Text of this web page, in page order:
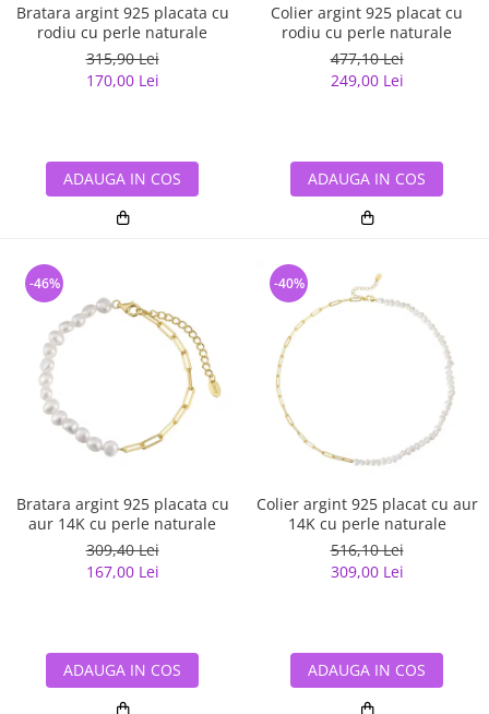
Bratara argint 925 placata cu
rodiu cu perle naturale
315,90 Lei
170,00 Lei
ADAUGA IN COS
Colier argint 925 placat cu
rodiu cu perle naturale
477,10 Lei
249,00 Lei
ADAUGA IN COS
Bratara argint 925 placata cu
aur 14K cu perle naturale
309,40 Lei
167,00 Lei
-46%
ADAUGA IN COS
Colier argint 925 placat cu aur
14K cu perle naturale
516,10 Lei
309,00 Lei
-40%
ADAUGA IN COS